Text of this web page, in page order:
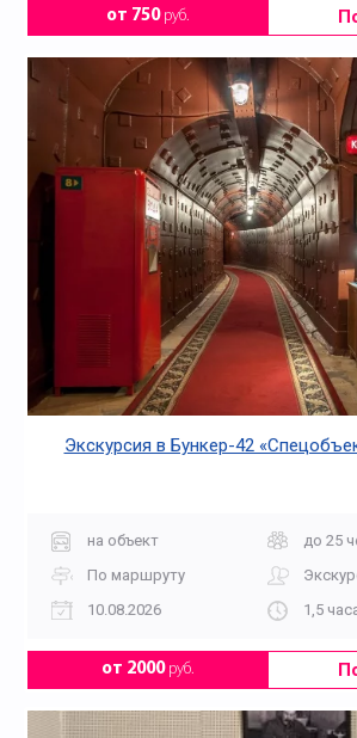
от 750руб.
Экскурсия в Бункер-42
на объект
до 25
По маршруту
10.08.2026
1,5
от 2000руб.